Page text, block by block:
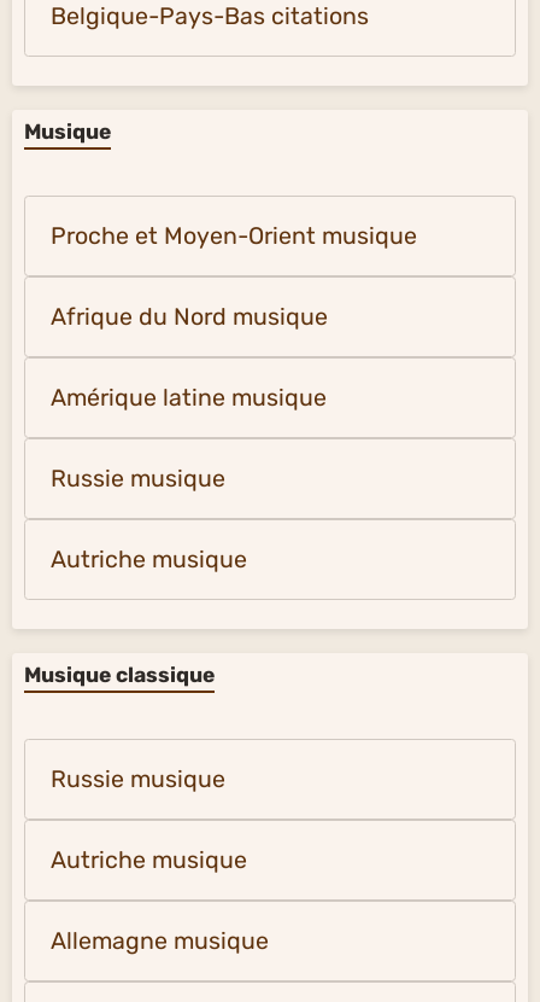
Belgique-Pays-Bas citations
Musique
Proche et Moyen-Orient musique
Afrique du Nord musique
Amérique latine musique
Russie musique
Autriche musique
Musique classique
Russie musique
Autriche musique
Allemagne musique